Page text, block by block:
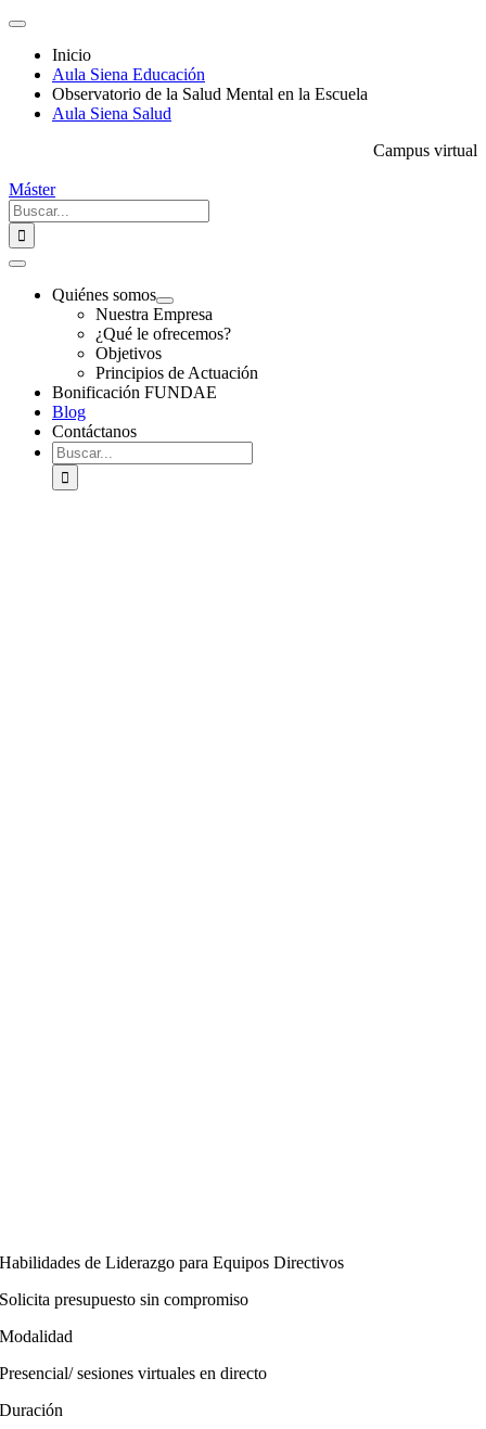
Saltar
contenido
Toggle
Navigation
Inicio
Aula Siena Educación
Observatorio de la Salud Mental en la Escuela
Aula Siena Salud
Campus virtual
Máster
Buscar:
Toggle
NavigationQuiénes somos
Nuestra Empresa
¿Qué le ofrecemos?
Objetivos
Principios de Actuación
Bonificación FUNDAE
Blog
Contáctanos
Buscar:
Habilidades de Liderazgo para Equipos Directivos
Solicita presupuesto sin compromiso
Modalidad
Presencial/ sesiones virtuales en directo
Duración